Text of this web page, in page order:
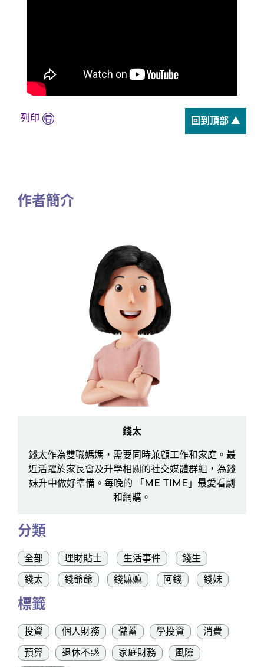
列印 回到頂部 ▲
作者簡介
錢太
錢太作為雙職媽媽，需要同時兼顧工作和家庭。最
近活躍於家長會及升學相關的社交媒體群組，為錢
妹升中做好準備。每晚的 「ME TIME」最愛看劇
和網購。
分類
全部 理財貼士 生活事件
錢生
錢太
錢爺爺 錢嫲嫲 阿錢 錢妹
標籤
投資 個人財務 儲蓄 學投資
消費
預算
退休不惑 家庭財務
風險